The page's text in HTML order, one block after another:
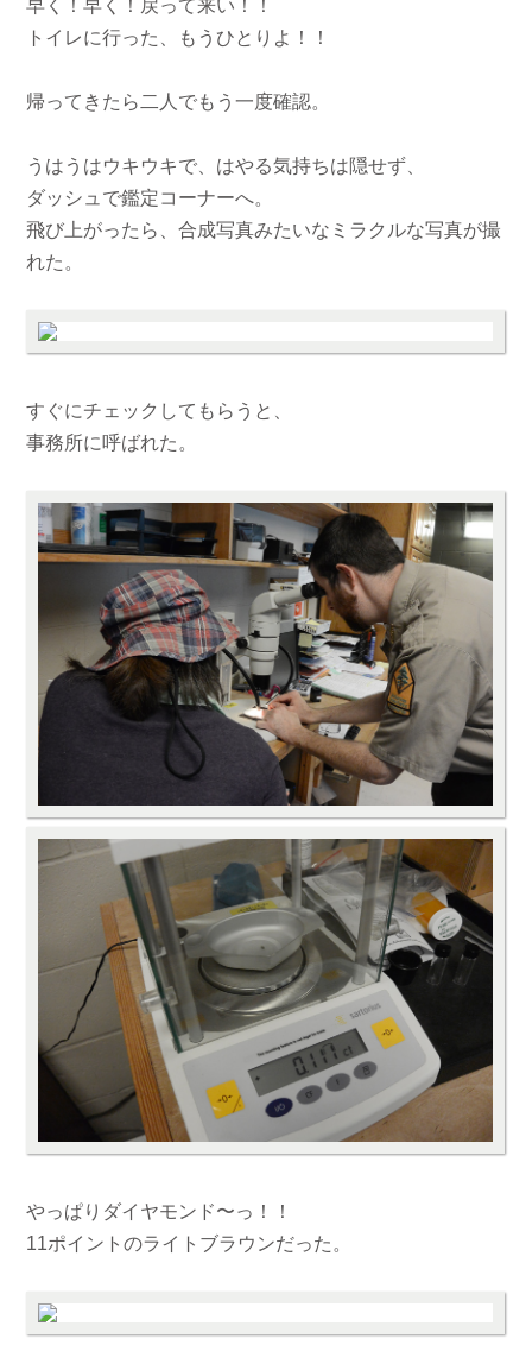
早く！早く！戻って来い！！
トイレに行った、もうひとりよ！！
帰ってきたら二人でもう一度確認。
うはうはウキウキで、はやる気持ちは隠せず、
ダッシュで鑑定コーナーへ。
飛び上がったら、合成写真みたいなミラクルな写真が撮
れた。
すぐにチェックしてもらうと、
事務所に呼ばれた。
やっぱりダイヤモンド〜っ！！
11ポイントのライトブラウンだった。